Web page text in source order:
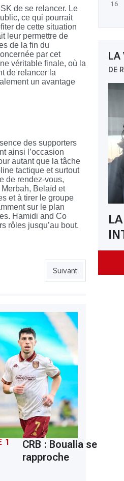
16
LA
DE
de se relancer. Le
ce qui pourrait
de cette situation
leur permettre de
de la fin du
par cet
véritable finale, où la
de relancer la
un avantage
des supporters
ainsi l’occasion
autant que la tâche
tactique et surtout
de rendez-vous,
Merbah, Belaïd et
et à tirer le groupe
sur le plan
Hamidi and Co
rôles jusqu’au bout.
Article suivant : CSC
Suivant
1
CRB : Boualia se
rapproche